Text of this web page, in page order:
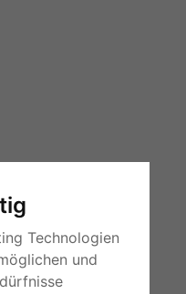
Technologien
und